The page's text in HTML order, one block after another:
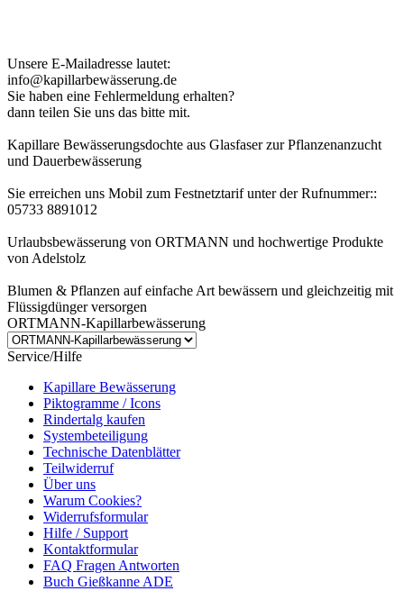
Unsere E-Mailadresse lautet:
info@kapillarbewässerung.de
Sie haben eine Fehlermeldung erhalten?
dann teilen Sie uns das bitte mit.
Kapillare Bewässerungsdochte aus Glasfaser zur Pflanzenanzucht
und Dauerbewässerung
Sie erreichen uns Mobil zum Festnetztarif unter der Rufnummer::
05733 8891012
Urlaubsbewässerung von ORTMANN und hochwertige Produkte
von Adelstolz
Blumen & Pflanzen auf einfache Art bewässern und gleichzeitig mit
Flüssigdünger versorgen
ORTMANN-Kapillarbewässerung
Service/Hilfe
Kapillare Bewässerung
Piktogramme / Icons
Rindertalg kaufen
Systembeteiligung
Technische Datenblätter
Teilwiderruf
Über uns
Warum Cookies?
Widerrufsformular
Hilfe / Support
Kontaktformular
FAQ Fragen Antworten
Buch Gießkanne ADE